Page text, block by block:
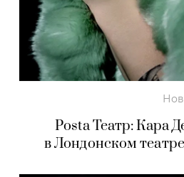
Posta Театр: Кара
в Лондонском